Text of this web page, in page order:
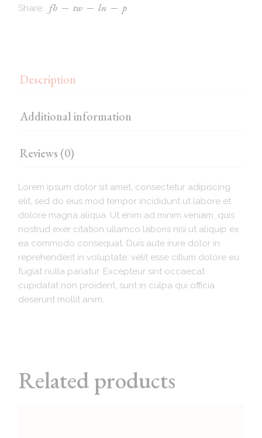
Share:
fb tw ln p
Description
Additional information
Reviews (0)
Lorem ipsum dolor sit amet, consectetur adipiscing
elit, sed do eius mod tempor incididunt ut labore et
dolore magna aliqua. Ut enim ad minim veniam, quis
nostrud exer citation ullamco laboris nisi ut aliquip ex
ea commodo consequat. Duis aute irure dolor in
reprehenderit in voluptate. velit esse cillum dolore eu
fugiat nulla pariatur. Excepteur sint occaecat
cupidatat non proident, sunt in culpa qui officia
deserunt mollit anim.
Related products